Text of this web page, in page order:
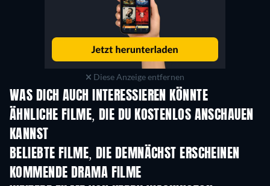
Diese Anzeige entfernen
WAS DICH AUCH INTERESSIEREN KÖNNTE
ÄHNLICHE FILME, DIE DU KOSTENLOS ANSCHAUEN
KANNST
BELIEBTE FILME, DIE DEMNÄCHST ERSCHEINEN
KOMMENDE DRAMA FILME